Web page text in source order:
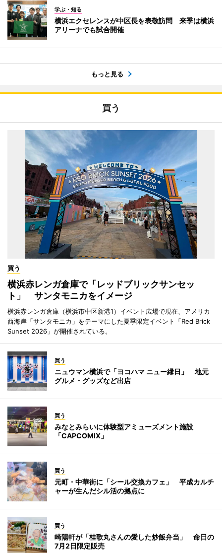
学ぶ・知る
横浜エクセレンスが中区長を表敬訪問 来季は横浜
アリーナでも試合開催
もっと見る
買う
買う
横浜赤レンガ倉庫で「レッドブリックサンセッ
ト」 サンタモニカをイメージ
横浜赤レンガ倉庫（横浜市中区新港1）イベント広場で現在、アメリカ
西海岸「サンタモニカ」をテーマにした夏季限定イベント「Red Brick
Sunset 2026」が開催されている。
買う
ニュウマン横浜で「ヨコハマ ニュー縁日」 地元
グルメ・グッズなど出店
買う
みなとみらいに体験型アミューズメント施設
「CAPCOMIX」
買う
元町・中華街に「シール交換カフェ」 平成カルチ
ャーが生んだシル活の拠点に
買う
崎陽軒が「桂歌丸さんの愛した炒飯弁当」 命日の
7月2日限定販売